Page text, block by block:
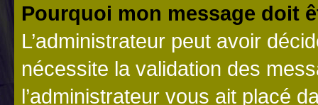
Pourquoi mon message doit
L’administrateur peut avoir
nécessite la validation des
l’administrateur vous ait placé